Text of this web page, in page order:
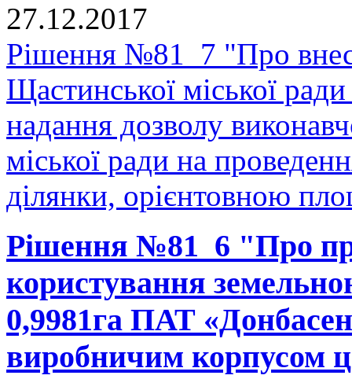
27.12.2017
Рішення №81_7 "Про
Щастинської міської
надання дозволу
міської ради на
ділянки, орієнтовною
Рішення №81_6 "Про
користування
0,9981га ПАТ
виробничим корпусом